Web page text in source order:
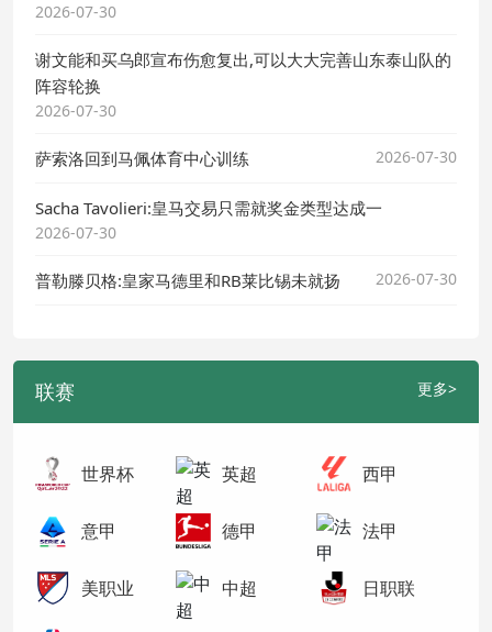
2026-07-30
谢文能和买乌郎宣布伤愈复出,可以大大完善山东泰山队的
阵容轮换
2026-07-30
萨索洛回到马佩体育中心训练 2026-07-30
Sacha Tavolieri:皇马交易只需就奖金类型达成一
2026-07-30
普勒滕贝格:皇家马德里和RB莱比锡未就扬 2026-07-30
联赛 更多>
世界杯 英超 西甲
意甲 德甲 法甲
美职业 中超 日职联